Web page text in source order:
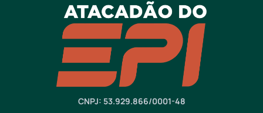
CNPJ: 53.929.866/0001-48